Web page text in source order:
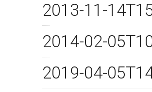
2013-11-
2014-02-
2019-04-